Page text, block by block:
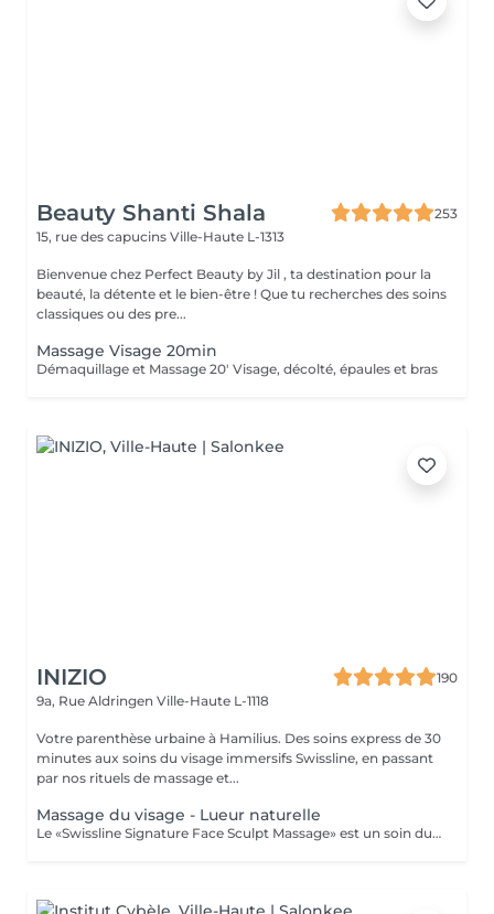
Beauty Shanti Shala
253
15, rue des capucins Ville-Haute L-1313
Bienvenue chez Perfect Beauty by Jil , ta destination pour la
beauté, la détente et le bien-être ! Que tu recherches des soins
classiques ou des pre...
Massage Visage 20min
Démaquillage et Massage 20' Visage, décolté, épaules et bras
INIZIO
190
9a, Rue Aldringen Ville-Haute L-1118
Votre parenthèse urbaine à Hamilius. Des soins express de 30
minutes aux soins du visage immersifs Swissline, en passant
par nos rituels de massage et...
Massage du visage - Lueur naturelle
Le «Swissline Signature Face Sculpt Massage» est un soin du visage extrêmement innovant, original et technique. Ce traitement rythmé, à la fois profond et relaxant, combine travail respiratoire, drainage lymphatique manuel (MLD), relâchement musculaire et manipulation fasciale, associés aux techniques de modelage avancées caractéristiques d'Anna Tsankova. Le soin stimule le drainage lymphatique et la circulation, soulage les tensions musculaires, affine les contours du visage et réactive la production de collagène. Ce traitement innovant donne aux clients la sensation que leur visage s'est «ouvert», débarrassé de ses blocages, avec un effet de remise en forme visible, des rides d'expression lissées et une circulation améliorée, pour un teint renouvelé et une véritable éclat.